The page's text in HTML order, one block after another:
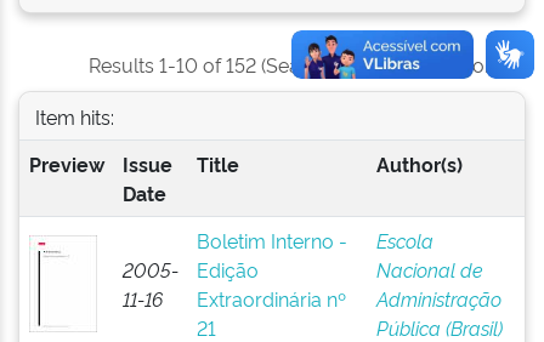
Results 1-10 of 152 (Search time: 0.002 seconds).
Item hits:
Preview
Issue
Date
Title Author(s)
2005-
11-16
Boletim Interno -
Edição
Extraordinária nº
21
Escola
Nacional de
Administração
Pública (Brasil)